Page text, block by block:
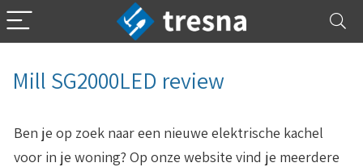
Mill SG2000LED review
Ben je op zoek naar een nieuwe elektrische kachel
voor in je woning? Op onze website vind je meerdere